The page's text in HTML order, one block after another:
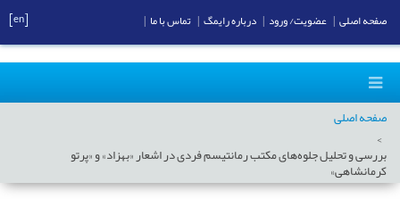
صفحه اصلی
بررسی و تحلیل جلوه‌های مکتب رمانتیسم فردی در اشعار «بهزاد» و «پرتو
کرمانشاهی»
صفحه اصلی عضویت/ ورود درباره رایمگ تماس با ما